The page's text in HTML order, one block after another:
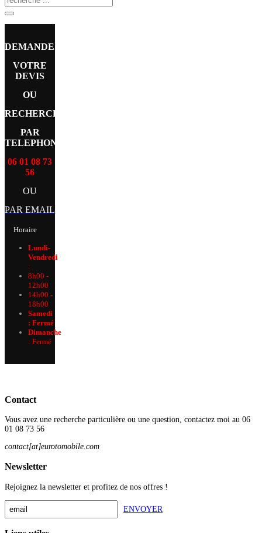
DEMANDEZ
VOTRE
DEVIS
OU
RECHERCHE
PAR
TELEPHONE
06 01 08 73
56
OU
PAR EMAIL
Horaire
Lundi-
Vendredi
:
8h00 -
12h00
14h00 -
18h00
Samedi
: Fermé
Dimanche
: Fermé
Contact
Vous avez une recherche particulière ou une question, contactez moi au 06
01 08 73 56
contact[at]eurotomobile.com
Newsletter
Rejoignez la newsletter et profitez de nos offres !
ENVOYER